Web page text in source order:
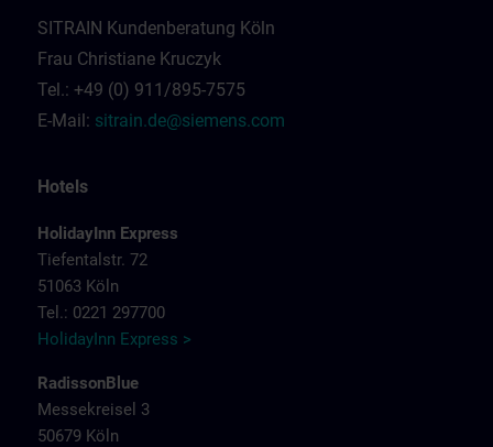
SITRAIN Kundenberatung Köln
Frau Christiane Kruczyk
Tel.: +49 (0) 911/895-7575
E-Mail: sitrain.de@siemens.com
Hotels
HolidayInn Express
Tiefentalstr. 72
51063 Köln
Tel.: 0221 297700
HolidayInn Express >
RadissonBlue
Messekreisel 3
50679 Köln